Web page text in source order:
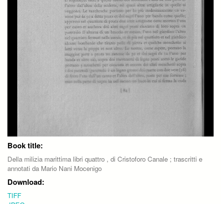
Book title:
Della milizia marittima libri quattro , di Cristoforo Canale ; trascritti e
annotati da Mario Nani Mocenigo
Download:
TIFF